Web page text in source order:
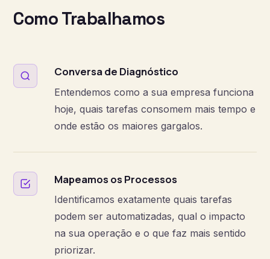
Como Trabalhamos
Conversa de Diagnóstico
Entendemos como a sua empresa funciona
hoje, quais tarefas consomem mais tempo e
onde estão os maiores gargalos.
Mapeamos os Processos
Identificamos exatamente quais tarefas
podem ser automatizadas, qual o impacto
na sua operação e o que faz mais sentido
priorizar.